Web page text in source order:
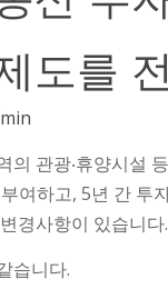
도를
의 관광‧휴양시설
여하고, 5년 간 투
경사항이 있습니다.
습니다.